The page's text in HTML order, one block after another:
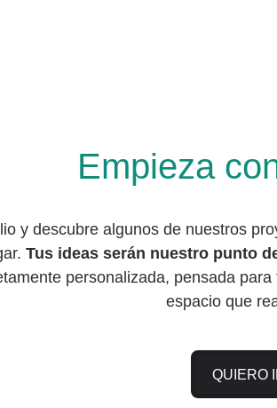
Empieza
y descubre algunos de nuestros
Tus ideas serán nuestro punto
personalizada, pensada
espacio que
QUIERO